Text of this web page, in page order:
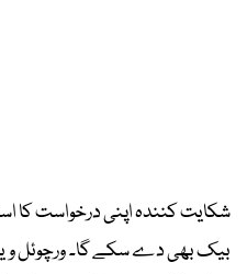
شکایت کنندہ اپنی درخواست
بیک بھی دے سکے گا۔ ورچوئل